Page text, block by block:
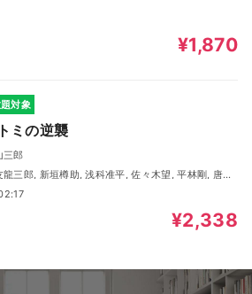
¥1,870
対象
ミの逆襲
三郎
石井貴之, 上石直行, 櫻井皓基, NORIYASU, 野崎数
子, 高橋玲子, 福島おりね
¥2,338